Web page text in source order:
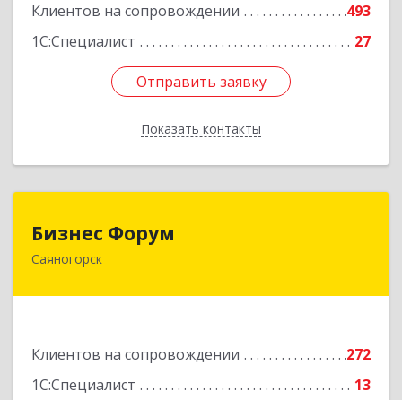
Клиентов на сопровождении
493
1С:Специалист
27
Отправить заявку
Показать контакты
Отправить заявку
Назад
Бизнес Форум
Саяногорск
Клиентов на сопровождении
272
1С:Специалист
13
655603, Хакасия Респ, Саяногорск г, Советский